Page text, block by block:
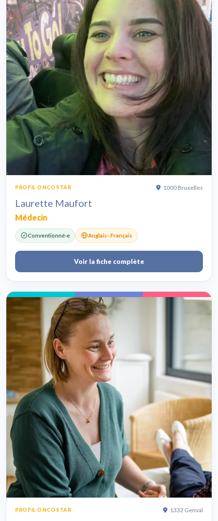
PROFIL ONCOSTAR 1000 Bruxelles
Laurette Maufort
Médecin
Conventionné·e Anglais · Français
Voir la fiche complète
PROFIL ONCOSTAR 1332 Genval